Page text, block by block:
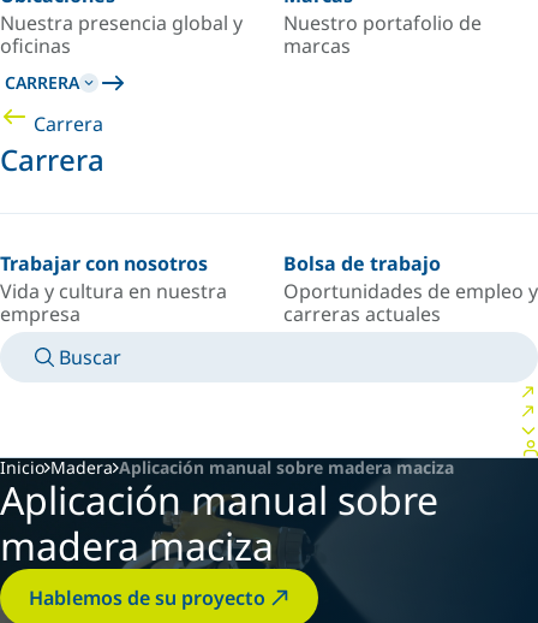
Nuestra presencia global y
oficinas
Nuestro portafolio de
marcas
CARRERA
Carrera
Carrera
Trabajar con nosotros
Vida y cultura en nuestra
empresa
Bolsa de trabajo
Oportunidades de empleo y
carreras actuales
Buscar
Inicio Madera Aplicación manual sobre madera maciza
Aplicación manual sobre
madera maciza
Hablemos de su proyecto